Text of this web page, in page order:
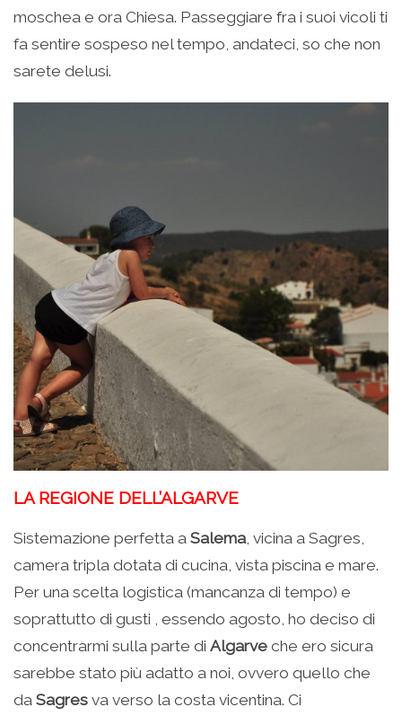
moschea e ora Chiesa. Passeggiare fra i suoi vicoli ti
fa sentire sospeso nel tempo, andateci, so che non
sarete delusi.
LA REGIONE DELL’ALGARVE
Sistemazione perfetta a Salema, vicina a Sagres,
camera tripla dotata di cucina, vista piscina e mare.
Per una scelta logistica (mancanza di tempo) e
soprattutto di gusti , essendo agosto, ho deciso di
concentrarmi sulla parte di Algarve che ero sicura
sarebbe stato più adatto a noi, ovvero quello che
da Sagres va verso la costa vicentina. Ci